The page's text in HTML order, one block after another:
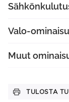
Valo-
Muut
TULOSTA